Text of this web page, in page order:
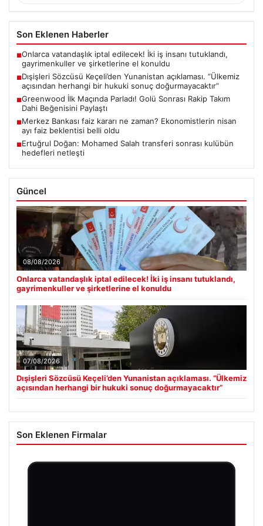
Son Eklenen Haberler
■Onlarca vatandaşlık iptal edilecek! İki iş insanı tutuklandı,
gayrimenkuller ve şirketlerine el konuldu
■Dışişleri Sözcüsü Keçeli’den Yunanistan açıklaması. “Ülkemiz
açısından herhangi bir hukuki sonuç doğurmayacaktır”
■Greenwood İlk Maçında Parladı! Golü Sonrası Rakip Takım
Dahi Beğenisini Paylaştı
■Merkez Bankası faiz kararı ne zaman? Ekonomistlerin nisan
ayı faiz beklentisi belli oldu
■Ertuğrul Doğan: Mohamed Salah transferi sonrası kulübün
hedefleri netleşti
Güncel
08/08/2026
Onlarca vatandaşlık iptal edilecek! İki iş insanı tutuklandı,
gayrimenkuller ve şirketlerine el konuldu
07/08/2026
Dışişleri Sözcüsü Keçeli’den Yunanistan açıklaması. “Ülkemiz
açısından herhangi bir hukuki sonuç doğurmayacaktır”
Son Eklenen Firmalar